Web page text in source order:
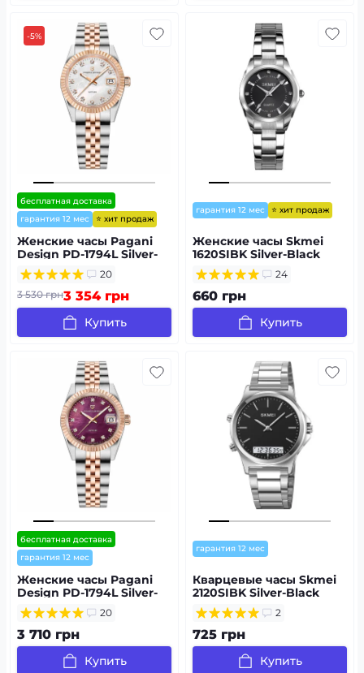
-5%
бесплатная доставка
гарантия 12 мес
⭐ хит продаж
Женские часы Pagani
Design PD-1794L Silver-
Rose Gold-White
20
3 530 грн3 354 грн
Купить
гарантия 12 мес ⭐ хит продаж
Женские часы Skmei
1620SIBK Silver-Black
24
660 грн
Купить
бесплатная доставка
гарантия 12 мес
Женские часы Pagani
Design PD-1794L Silver-
Rose Gold-Red20
3 710 грн
Купить
гарантия 12 мес
Кварцевые часы Skmei
2120SIBK Silver-Black
2
725 грн
Купить